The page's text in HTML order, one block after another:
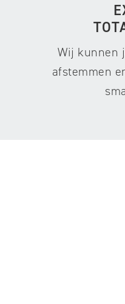
Wij kunnen
afstemmen